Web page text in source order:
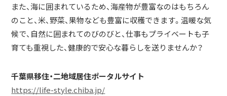
また、海に囲まれているため、海産物が豊富なのはもちろん
のこと、米、野菜、果物なども豊富に収穫できます。温暖な気
候で、自然に囲まれてのびのびと、仕事もプライベートも子
育ても重視した、健康的で安心な暮らしを送りませんか？
千葉県移住・二地域居住ポータルサイト
https://life-style.chiba.jp/